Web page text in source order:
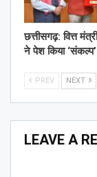
छत्तीसगढ़: वित्त
ने पेश किया
PREV NEXT
LEAVE A